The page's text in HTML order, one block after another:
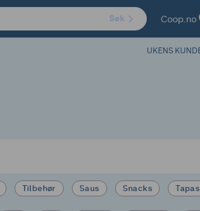
Søk Coop.no
UKENS
Tilbehør Saus Snacks Tapas